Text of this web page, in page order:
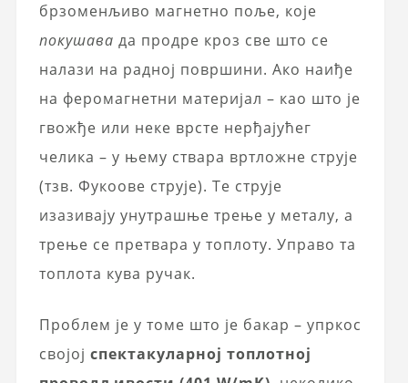
брзоменљиво магнетно поље, које
покушава да продре кроз све што се
налази на радној површини. Ако наиђе
на феромагнетни материјал – као што је
гвожђе или неке врсте нерђајућег
челика – у њему ствара вртложне струје
(тзв. Фукоове струје). Те струје
изазивају унутрашње трење у металу, а
трење се претвара у топлоту. Управо та
топлота кува ручак.
Проблем је у томе што је бакар – упркос
својој спектакуларној топлотној